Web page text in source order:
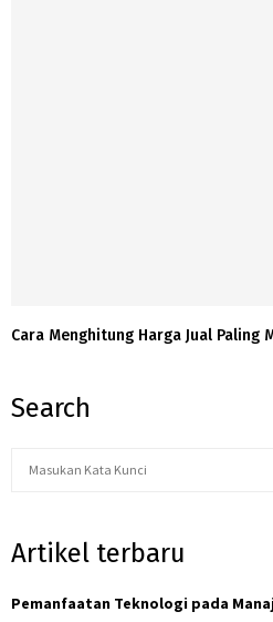
Cara Menghitung Harga Jual Paling
Search
c
f
Artikel terbaru
Pemanfaatan Teknologi pada